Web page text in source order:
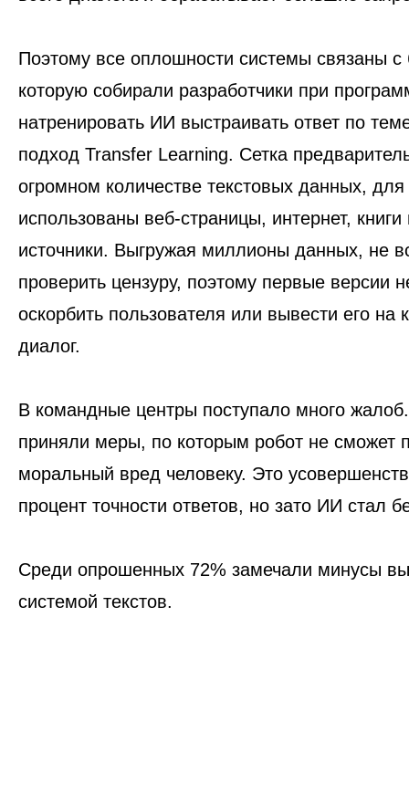
Поэтому все оплошности системы связаны с
которую собирали разработчики при
натренировать ИИ выстраивать ответ по
подход Transfer Learning. Сетка
огромном количестве текстовых данных, для
использованы веб-страницы, интернет, книги
источники. Выгружая миллионы данных, не
проверить цензуру, поэтому первые версии
оскорбить пользователя или вывести его на
диалог.
В командные центры поступало много
приняли меры, по которым робот не сможет
моральный вред человеку. Это
процент точности ответов, но зато ИИ стал
Среди опрошенных 72% замечали минусы
системой текстов.